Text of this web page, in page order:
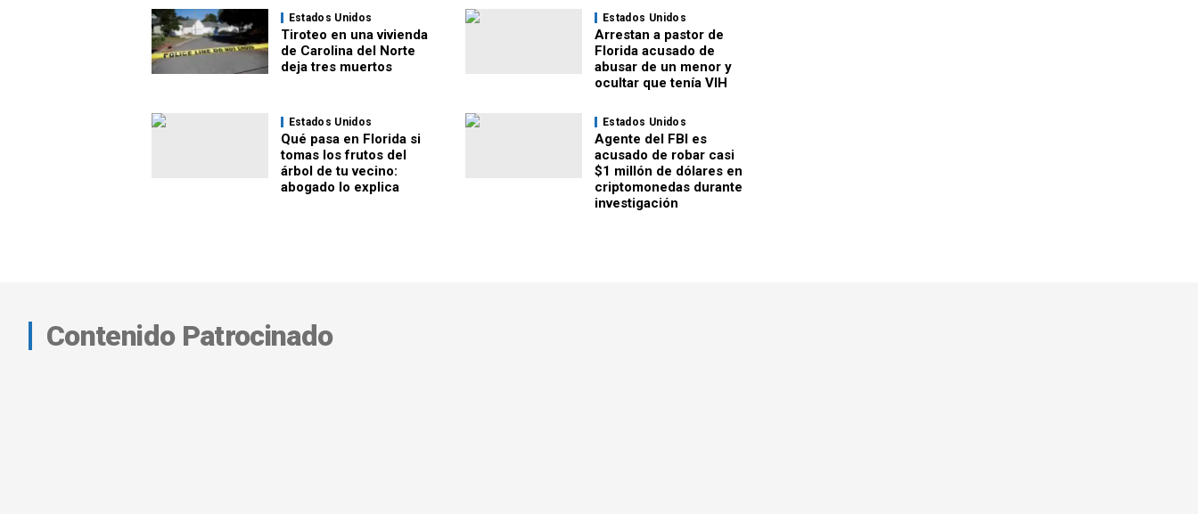
Estados Unidos
Tiroteo en una vivienda
de Carolina del Norte
deja tres muertos
Estados Unidos
Arrestan a pastor de
Florida acusado de
abusar de un menor y
ocultar que tenía VIH
Estados Unidos
Qué pasa en Florida si
tomas los frutos del
árbol de tu vecino:
abogado lo explica
Estados Unidos
Agente del FBI es
acusado de robar casi
$1 millón de dólares en
criptomonedas durante
investigación
Contenido Patrocinado